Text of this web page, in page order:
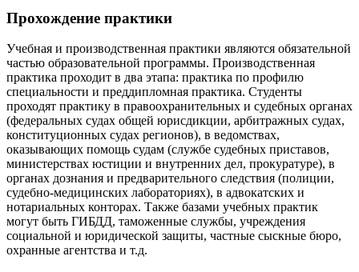
Прохождение практики
Учебная и производственная практики являются обязательной
частью образовательной программы. Производственная
практика проходит в два этапа: практика по профилю
специальности и преддипломная практика. Студенты
проходят практику в правоохранительных и судебных органах
(федеральных судах общей юрисдикции, арбитражных судах,
конституционных судах регионов), в ведомствах,
оказывающих помощь судам (службе судебных приставов,
министерствах юстиции и внутренних дел, прокуратуре), в
органах дознания и предварительного следствия (полиции,
судебно-медицинских лабораториях), в адвокатских и
нотариальных конторах. Также базами учебных практик
могут быть ГИБДД, таможенные службы, учреждения
социальной и юридической защиты, частные сыскные бюро,
охранные агентства и т.д.